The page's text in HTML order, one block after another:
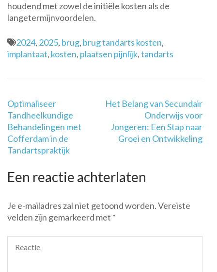
houdend met zowel de initiële kosten als de
langetermijnvoordelen.
2024, 2025, brug, brug tandarts kosten,
implantaat, kosten, plaatsen pijnlijk,tandarts
Berichtnavigatie
Optimaliseer
Tandheelkundige
Behandelingen met
Cofferdam in de
Tandartspraktijk
Het Belang van Secundair
Onderwijs voor
Jongeren: Een Stap naar
Groei en Ontwikkeling
Een reactie achterlaten
Je e-mailadres zal niet getoond worden.Vereiste
velden zijn gemarkeerd met *